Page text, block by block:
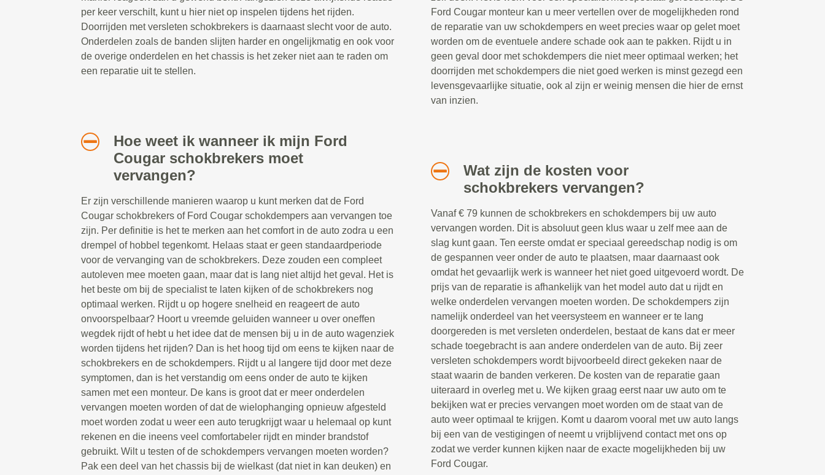
per keer verschilt, kunt u hier niet op inspelen tijdens het rijden.
Doorrijden met versleten schokbrekers is daarnaast slecht voor de auto.
Onderdelen zoals de banden slijten harder en ongelijkmatig en ook voor
de overige onderdelen en het chassis is het zeker niet aan te raden om
een reparatie uit te stellen.
Hoe weet ik wanneer ik mijn Ford
Cougar schokbrekers moet
vervangen?
Er zijn verschillende manieren waarop u kunt merken dat de Ford
Cougar schokbrekers of Ford Cougar schokdempers aan vervangen toe
zijn. Per definitie is het te merken aan het comfort in de auto zodra u een
drempel of hobbel tegenkomt. Helaas staat er geen standaardperiode
voor de vervanging van de schokbrekers. Deze zouden een compleet
autoleven mee moeten gaan, maar dat is lang niet altijd het geval. Het is
het beste om bij de specialist te laten kijken of de schokbrekers nog
optimaal werken. Rijdt u op hogere snelheid en reageert de auto
onvoorspelbaar? Hoort u vreemde geluiden wanneer u over oneffen
wegdek rijdt of hebt u het idee dat de mensen bij u in de auto wagenziek
worden tijdens het rijden? Dan is het hoog tijd om eens te kijken naar de
schokbrekers en de schokdempers. Rijdt u al langere tijd door met deze
symptomen, dan is het verstandig om eens onder de auto te kijken
samen met een monteur. De kans is groot dat er meer onderdelen
vervangen moeten worden of dat de wielophanging opnieuw afgesteld
moet worden zodat u weer een auto terugkrijgt waar u helemaal op kunt
rekenen en die ineens veel comfortabeler rijdt en minder brandstof
gebruikt. Wilt u testen of de schokdempers vervangen moeten worden?
Pak een deel van het chassis bij de wielkast (dat niet in kan deuken) en
Ford Cougar monteur kan u meer vertellen over de mogelijkheden rond
de reparatie van uw schokdempers en weet precies waar op gelet moet
worden om de eventuele andere schade ook aan te pakken. Rijdt u in
geen geval door met schokdempers die niet meer optimaal werken; het
doorrijden met schokdempers die niet goed werken is minst gezegd een
levensgevaarlijke situatie, ook al zijn er weinig mensen die hier de ernst
van inzien.
Wat zijn de kosten voor
schokbrekers vervangen?
Vanaf € 79 kunnen de schokbrekers en schokdempers bij uw auto
vervangen worden. Dit is absoluut geen klus waar u zelf mee aan de
slag kunt gaan. Ten eerste omdat er speciaal gereedschap nodig is om
de gespannen veer onder de auto te plaatsen, maar daarnaast ook
omdat het gevaarlijk werk is wanneer het niet goed uitgevoerd wordt. De
prijs van de reparatie is afhankelijk van het model auto dat u rijdt en
welke onderdelen vervangen moeten worden. De schokdempers zijn
namelijk onderdeel van het veersysteem en wanneer er te lang
doorgereden is met versleten onderdelen, bestaat de kans dat er meer
schade toegebracht is aan andere onderdelen van de auto. Bij zeer
versleten schokdempers wordt bijvoorbeeld direct gekeken naar de
staat waarin de banden verkeren. De kosten van de reparatie gaan
uiteraard in overleg met u. We kijken graag eerst naar uw auto om te
bekijken wat er precies vervangen moet worden om de staat van de
auto weer optimaal te krijgen. Komt u daarom vooral met uw auto langs
bij een van de vestigingen of neemt u vrijblijvend contact met ons op
zodat we verder kunnen kijken naar de exacte mogelijkheden bij uw
Ford Cougar.